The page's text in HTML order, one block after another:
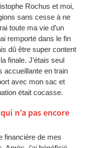
Rochus et moi,
sans cesse à ne
toute ma vie d’un
remporté dans le fin
dû être super content
finale. J’étais seul
accueillante en train
avec mon sac et
était cocasse.
n’a pas encore
financière de mes